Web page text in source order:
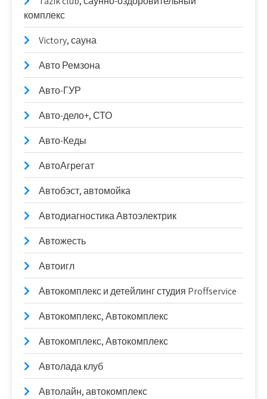
комплекс
Victory, сауна
Авто Ремзона
Авто-ГУР
Авто-дело+, СТО
Авто-Кеды
АвтоАгрегат
Автобэст, автомойка
Автодиагностика Автоэлектрик
Автожесть
Автоигл
Автокомплекс и детейлинг студия Proffservice
Автокомплекс, Автокомплекс
Автокомплекс, Автокомплекс
Автолада клуб
Автолайн, автокомплекс